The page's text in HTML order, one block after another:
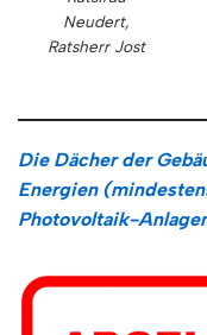
Neudert,
Ratsherr Jost
Die Dächer der
Energien
Photovoltaik-